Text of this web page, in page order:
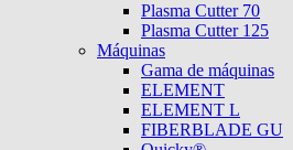
Plasma Cutter 70
Plasma Cutter 125
Máquinas
Gama de máquinas
ELEMENT
ELEMENT L
FIBERBLADE GU